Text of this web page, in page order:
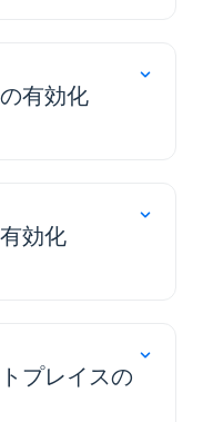
有効化
効化
プレイスの